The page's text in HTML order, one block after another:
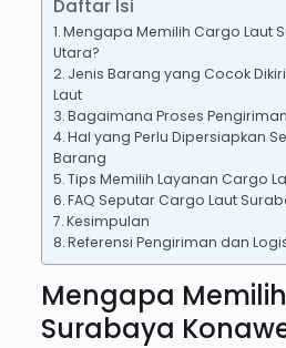
Daftar Isi
Mengapa Memilih Cargo Laut
Utara?
Jenis Barang yang Cocok
Laut
Bagaimana Proses
Hal yang Perlu Dipersiapkan
Barang
Tips Memilih Layanan Cargo
FAQ Seputar Cargo Laut
Kesimpulan
Referensi Pengiriman dan
Mengapa
Surabaya